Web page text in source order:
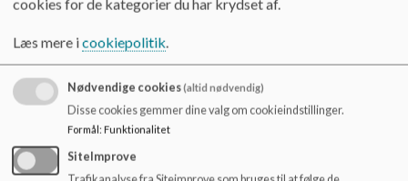
refleksion.
Skolen sigter mod at skabe meningsfulde og sikre rammer
for brug af digitale enheder som læringsredskaber.
Skolens personale arbejder aktivt med digital etik,
datahåndtering og god adfærd online, herunder
forebyggelse af digital mobning og understøttelse af
ansvarlige digitale fællesskaber.
cookies for de kategorier du har krydset af.
Læs mere icookiepolitik.
Nødvendige cookies(altid nødvendig)
Disse cookies gemmer dine valg om cookieindstillinger.
Formål: Funktionalitet
SiteImprove